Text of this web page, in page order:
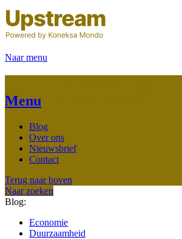
Naar menu
Menu
Blog
Over ons
Nieuwsbrief
Contact
Terug naar boven
Naar zoeken
Blog:
Economie
Duurzaamheid